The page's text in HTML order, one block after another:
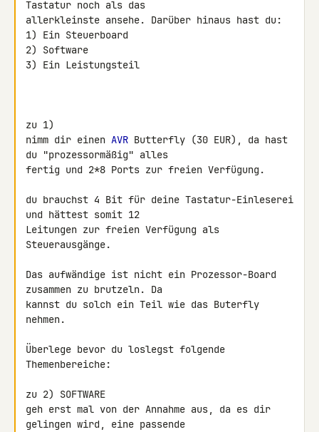
Tastatur noch als das
allerkleinste ansehe. Darüber hinaus hast du:
1) Ein Steuerboard
2) Software
3) Ein Leistungsteil
zu 1)
nimm dir einen AVR Butterfly (30 EUR), da hast
du "prozessormäßig" alles
fertig und 2*8 Ports zur freien Verfügung.
du brauchst 4 Bit für deine Tastatur-Einleserei
und hättest somit 12
Leitungen zur freien Verfügung als
Steuerausgänge.
Das aufwändige ist nicht ein Prozessor-Board
zusammen zu brutzeln. Da
kannst du solch ein Teil wie das Buterfly
nehmen.
Überlege bevor du loslegst folgende
Themenbereiche:
zu 2) SOFTWARE
geh erst mal von der Annahme aus, da es dir
gelingen wird, eine passende